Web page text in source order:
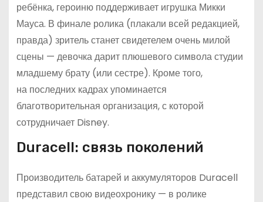
ребёнка, героиню поддерживает игрушка Микки
Мауса. В финале ролика (плакали всей редакцией,
правда) зритель станет свидетелем очень милой
сцены — девочка дарит плюшевого символа студии
младшему брату (или сестре). Кроме того,
на последних кадрах упоминается
благотворительная организация, с которой
сотрудничает Disney.
Duracell: связь поколений
Производитель батарей и аккумуляторов Duracell
представил свою видеохронику — в ролике